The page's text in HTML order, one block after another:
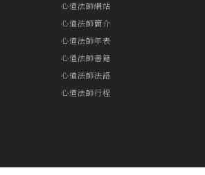
心道法師網站
心道法師簡介
心道法師年表
心道法師書籍
心道法師法語
心道法師行程